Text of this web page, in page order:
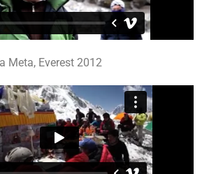
Meta, Everest 2012